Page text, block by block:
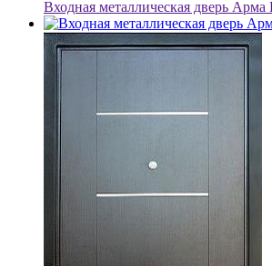
Входная металлическая дверь Арма